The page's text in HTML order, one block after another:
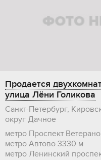
Продается
улица Лёни Голикова
Санкт-Петербург,
округ Дачное
метро Проспект
метро Автово 3330 м
метро Ленинский